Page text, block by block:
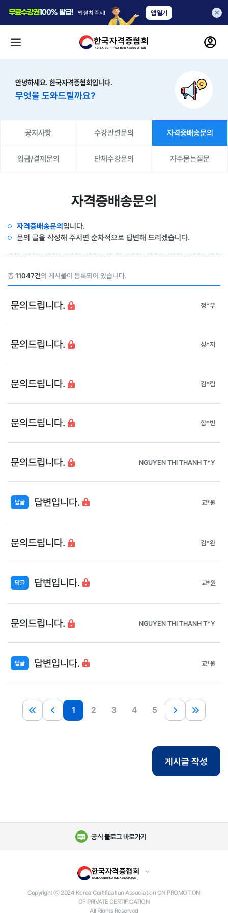
무료수강권100% 발급! 앱 설치 즉시! 앱 열기
한국자격증협회
KOREA CERTIFICATION ASSOCIATION
안녕하세요. 한국자격증협회입니다.
무엇을 도와드릴까요?
공지사항 수강관련문의 자격증배송문의
입금/결제문의 단체수강문의 자주묻는질문
자격증배송문의
자격증배송문의 입니다.
문의 글을 작성해 주시면 순차적으로 답변해 드리겠습니다.
총11047건의 게시물이 등록되어 있습니다.
문의드립니다. 정*우
문의드립니다. 성*지
문의드립니다. 김*림
문의드립니다. 함*빈
문의드립니다. NGUYEN THI THANH T*Y
답변입니다. 교*원
문의드립니다. 김*완
답변입니다. 교*원
문의드립니다. NGUYEN THI THANH T*Y
답변입니다. 교*원
1 2 3 4 5
게시글 작성
공식 블로그 바로가기
한국자격증협회
KOREA CERTIFICATION ASSOCIATION
Copyright ⓒ 2024 Korea Certification Association ON PROMOTION
OF PRIVATE CERTIFICATION
All Rights Reserved